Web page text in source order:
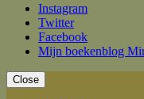
Instagram
Twitter
Facebook
Mijn boekenblog
Close